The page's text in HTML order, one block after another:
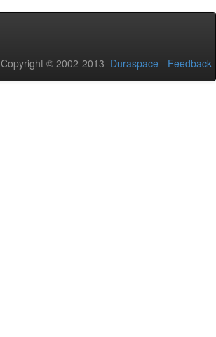
Copyright © 2002-2013 Duraspace - Feedback